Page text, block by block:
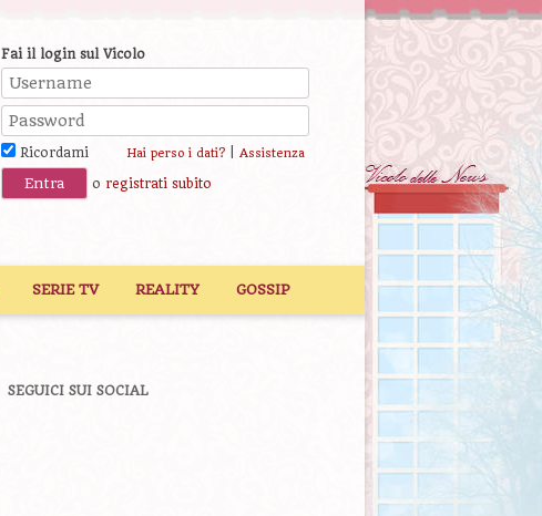
Fai il login sul Vicolo
Ricordami Hai perso i dati?| Assistenza
o registrati subito
SERIE TV REALITY GOSSIP
SEGUICI SUI SOCIAL